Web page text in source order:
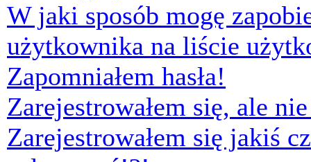
W jaki sposób mogę
użytkownika na liście
Zapomniałem hasła!
Zarejestrowałem się, ale
Zarejestrowałem się jakiś